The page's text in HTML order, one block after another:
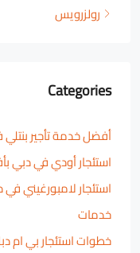
رولزرويس
Categories
أفضل خدمة تأجير
استئجار أودي في دبي
استئجار لامبورغيني
خدمات
خطوات استئجار بي ام